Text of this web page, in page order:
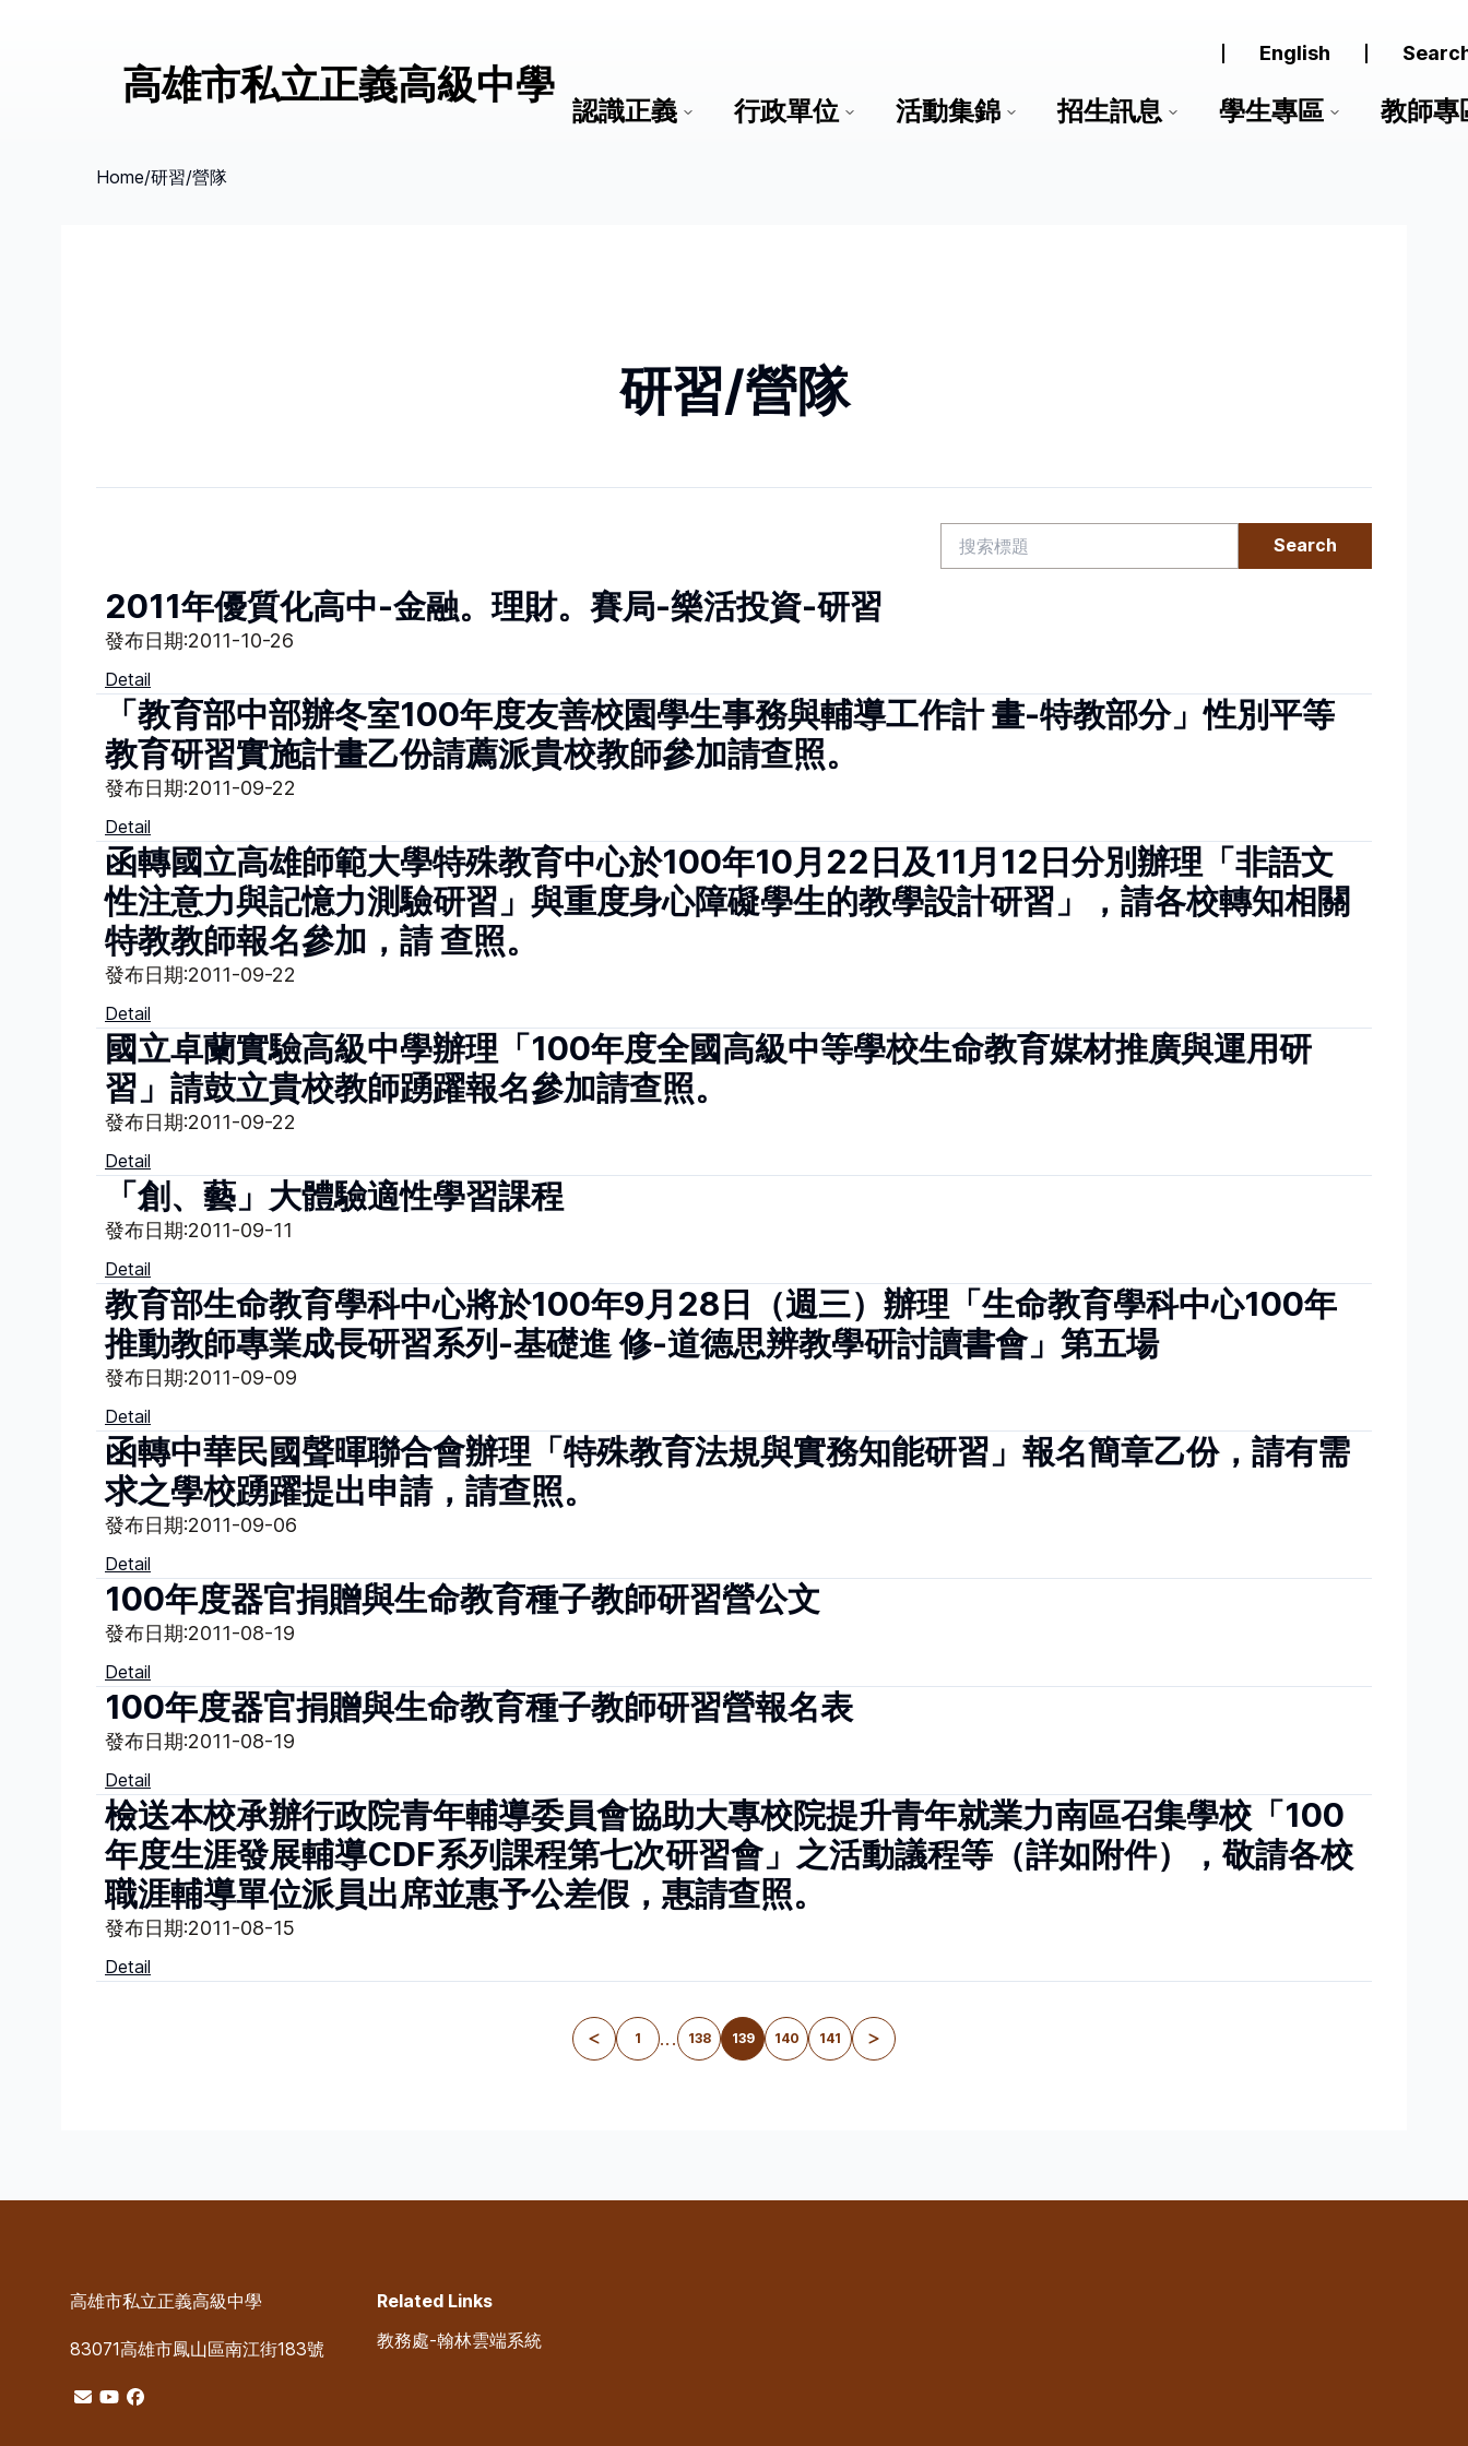
高雄市私立正義高級中學
English
認識正義 行政單位 活動集錦 招生訊息 學生專區 教師專
Home/研習/營隊
研習/營隊
Search
2011年優質化高中-金融。理財。賽局-樂活投資-研習
發布日期:2011-10-26
Detail
「教育部中部辦冬室100年度友善校園學生事務與輔導工作計 畫-特教部分」性別平等
教育研習實施計畫乙份請薦派貴校教師參加請查照。
發布日期:2011-09-22
Detail
函轉國立高雄師範大學特殊教育中心於100年10月22日及11月12日分別辦理「非語文
性注意力與記憶力測驗研習」與重度身心障礙學生的教學設計研習」，請各校轉知相關
特教教師報名參加，請 查照。
發布日期:2011-09-22
Detail
國立卓蘭實驗高級中學辦理「100年度全國高級中等學校生命教育媒材推廣與運用研
習」請鼓立貴校教師踴躍報名參加請查照。
發布日期:2011-09-22
Detail
「創、藝」大體驗適性學習課程
發布日期:2011-09-11
Detail
教育部生命教育學科中心將於100年9月28日（週三）辦理「生命教育學科中心100年
推動教師專業成長研習系列-基礎進 修-道德思辨教學研討讀書會」第五場
發布日期:2011-09-09
Detail
函轉中華民國聲暉聯合會辦理「特殊教育法規與實務知能研習」報名簡章乙份，請有需
求之學校踴躍提出申請，請查照。
發布日期:2011-09-06
Detail
100年度器官捐贈與生命教育種子教師研習營公文
發布日期:2011-08-19
Detail
100年度器官捐贈與生命教育種子教師研習營報名表
發布日期:2011-08-19
Detail
檢送本校承辦行政院青年輔導委員會協助大專校院提升青年就業力南區召集學校「100
年度生涯發展輔導CDF系列課程第七次研習會」之活動議程等（詳如附件），敬請各校
職涯輔導單位派員出席並惠予公差假，惠請查照。
發布日期:2011-08-15
Detail
1 ... 138 139 140 141
高雄市私立正義高級中學
83071高雄市鳳山區南江街183號
Related Links
教務處-翰林雲端系統